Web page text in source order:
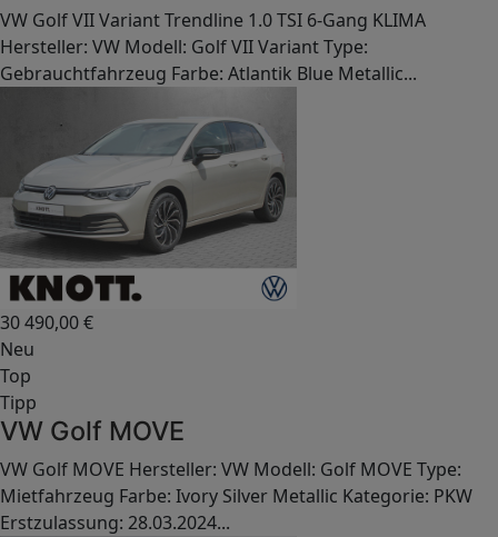
VW Golf VII Variant Trendline 1.0 TSI 6-Gang KLIMA
Hersteller: VW Modell: Golf VII Variant Type:
Gebrauchtfahrzeug Farbe: Atlantik Blue Metallic...
30 490,00€
Neu
Top
Tipp
VW Golf MOVE
VW Golf MOVE Hersteller: VW Modell: Golf MOVE Type:
Mietfahrzeug Farbe: Ivory Silver Metallic Kategorie: PKW
Erstzulassung: 28.03.2024...